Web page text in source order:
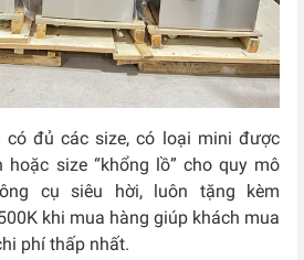
có đủ các size, có loại mini được
size “khổng lồ” cho quy mô
cụ siêu hời, luôn tặng kèm
khi mua hàng giúp khách mua
phí thấp nhất.